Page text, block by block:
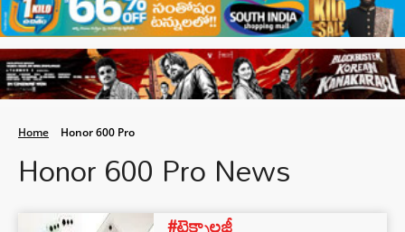
Home Honor 600 Pro
Honor 600 Pro News